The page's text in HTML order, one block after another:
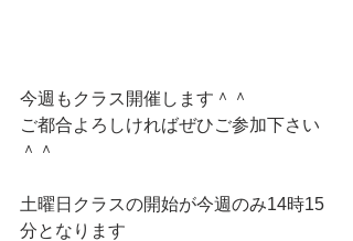
今週もクラス開催します＾＾
ご都合よろしければぜひご参加下さい
＾＾
土曜日クラスの開始が今週のみ14時15
分となります